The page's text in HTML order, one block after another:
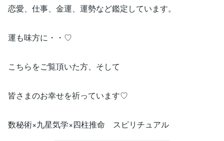
恋愛、仕事、金運、運勢など鑑定しています。
運も味方に・・♡
こちらをご覧頂いた方、そして
皆さまのお幸せを祈っています♡
数秘術×九星気学×四柱推命 スピリチュアル